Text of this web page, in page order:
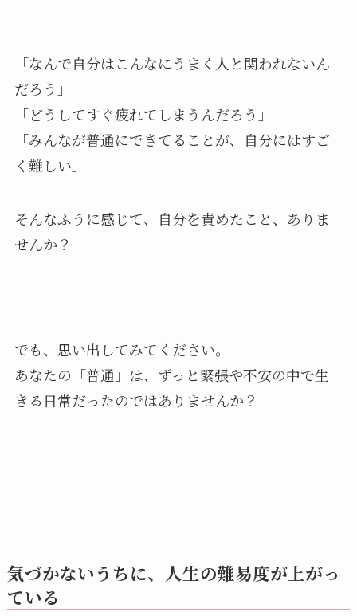
「なんで自分はこんなにうまく人と関われないん
だろう」
「どうしてすぐ疲れてしまうんだろう」
「みんなが普通にできてることが、自分にはすご
く難しい」
そんなふうに感じて、自分を責めたこと、ありま
せんか？
でも、思い出してみてください。
あなたの「普通」は、ずっと緊張や不安の中で生
きる日常だったのではありませんか？
気づかないうちに、人生の難易度が上がっ
ている